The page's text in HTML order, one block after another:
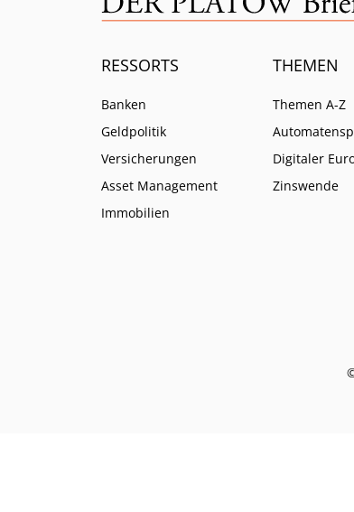
RESSORTS
Banken
Geldpolitik
Versicherungen
Asset Management
Immobilien
THEMEN
Themen A-Z
Digitaler
Zinswende